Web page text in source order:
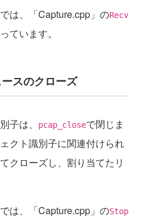
は、「Capture.cpp」のRecv
ています。
スのクローズ
子は、 pcap_closeで閉じま
クト識別子に関連付けられ
クローズし、割り当てたリ
は、「Capture.cpp」のStop